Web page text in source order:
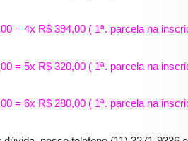
= 4x R$ 394,00 ( 1ª. parcela na
= 5x R$ 320,00 ( 1ª. parcela na
= 6x R$ 280,00 ( 1ª. parcela na